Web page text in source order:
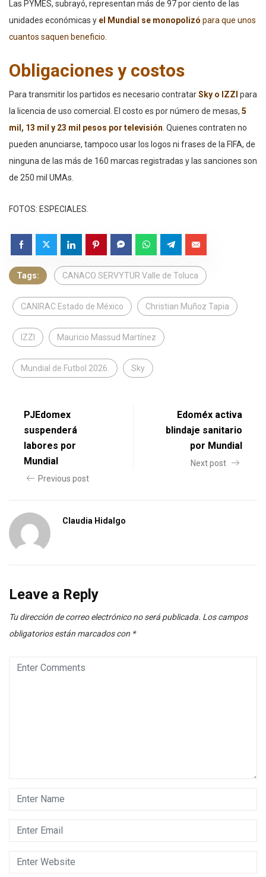
Las PYMES, subrayó, representan más de 97 por ciento de las
unidades económicas y el Mundial se monopolizó para que unos
cuantos saquen beneficio.
Obligaciones y costos
Para transmitir los partidos es necesario contratarSky o IZZI para
la licencia de uso comercial. El costo es por número de mesas, 5
mil, 13 mil y 23 mil pesos por televisión. Quienes contraten no
pueden anunciarse, tampoco usar los logos ni frases de la FIFA, de
ninguna de las más de 160 marcas registradas y las sanciones son
de 250 mil UMAs.
FOTOS: ESPECIALES.
Tags: CANACO SERVYTUR Valle de Toluca
CANIRAC Estado de México Christian Muñoz Tapia
IZZI Mauricio Massud Martínez
Mundial de Futbol 2026. Sky
PJEdomex
suspenderá
labores por
Mundial
Previous post
Edoméx activa
blindaje sanitario
por Mundial
Next post
Claudia Hidalgo
Leave a Reply
Tu dirección de correo electrónico no será publicada. Los campos
obligatorios están marcados con *